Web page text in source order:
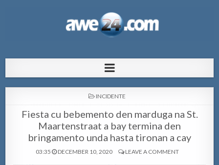
pa Aruba
POSTED
INCIDENTE
Fiesta cu bebemento den marduga na St.
Maartenstraat a bay termina den
bringamento unda hasta tironan a cay
03:35 DECEMBER 10, 2020 LEAVE A COMMENT